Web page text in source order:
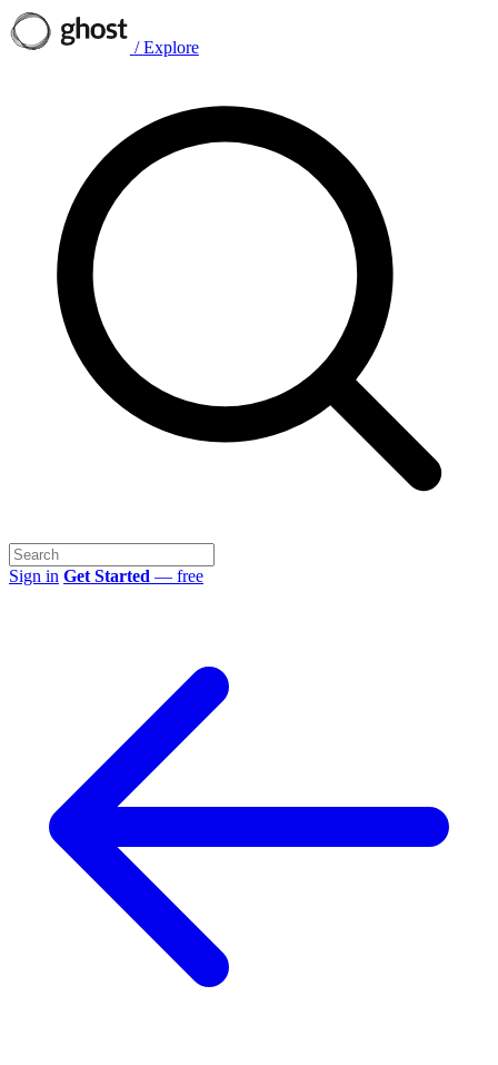
/ Explore
Sign in Get Started — free